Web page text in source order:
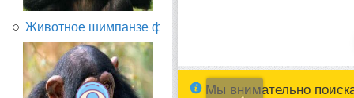
Животное шимпанзе фото...
Мы внимательно